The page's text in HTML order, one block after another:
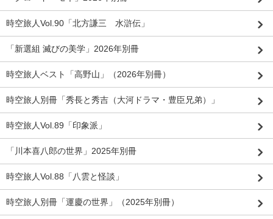
時空旅人Vol.90「北方謙三 水滸伝」
「新選組 滅びの美学」2026年別冊
時空旅人ベスト「高野山」（2026年別冊）
時空旅人別冊「秀長と秀吉（大河ドラマ・豊臣兄弟）」
時空旅人Vol.89「印象派」
「川本喜八郎の世界」2025年別冊
時空旅人Vol.88「八雲と怪談」
時空旅人別冊「運慶の世界」（2025年別冊）